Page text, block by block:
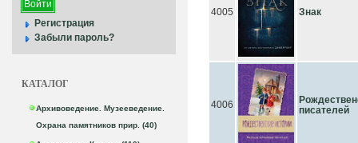
Регистрация
Забыли пароль?
КАТАЛОГ
Архивоведение. Музееведение.
Охрана памятников прир. (40)
4005 Знак
4006
писателей